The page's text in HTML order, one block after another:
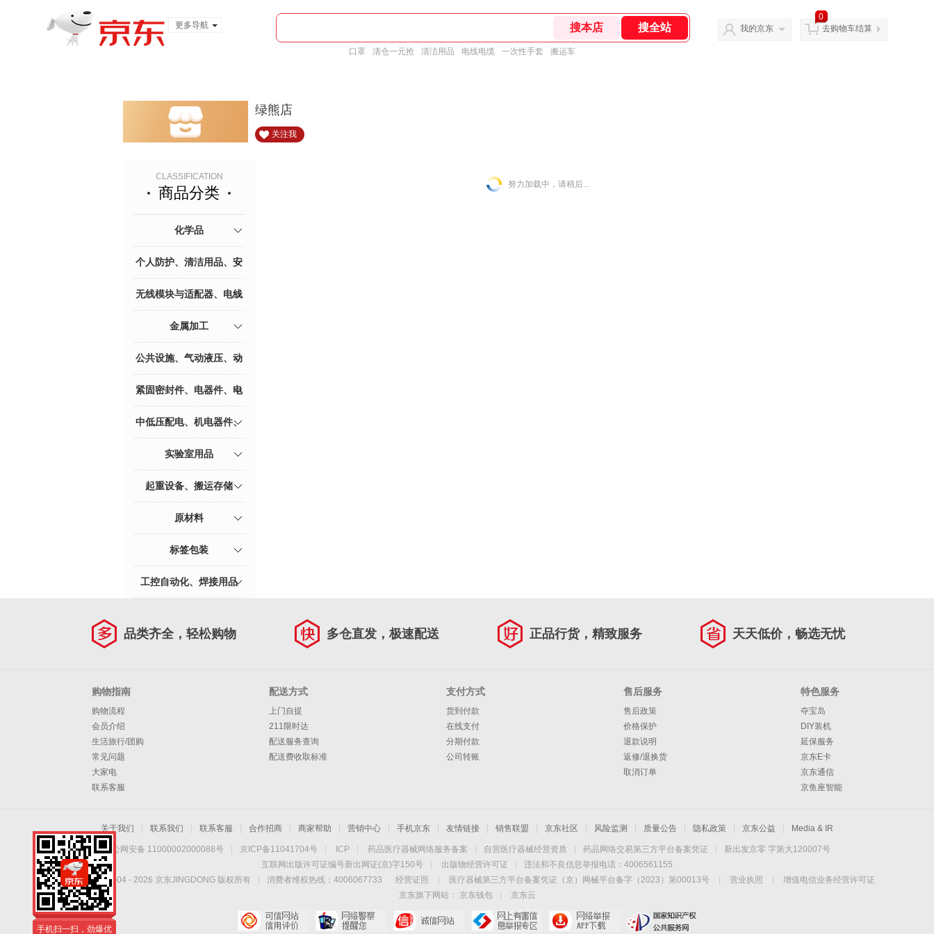
更多导航
口罩 清仓一元抢 清洁用品 电线电缆 一次性手套 搬运车
我的京东
0
去购物车结算
绿熊店
关注我
CLASSIFICATION
商品分类
化学品
个人防护、清洁用品、安
防用品
无线模块与适配器、电线
电缆、电料辅件
金属加工
公共设施、气动液压、动
力传动
紧固密封件、电器件、电
料辅件
中低压配电、机电器件、
模块电源、中低压配电
实验室用品
起重设备、搬运存储
原材料
标签包装
工控自动化、焊接用品
努力加载中，请稍后...
品类齐全，轻松购物 多仓直发，极速配送 正品行货，精致服务 天天低价，畅选无忧
购物指南
购物流程
会员介绍
生活旅行/团购
常见问题
大家电
联系客服
配送方式
上门自提
211限时达
配送服务查询
配送费收取标准
支付方式
货到付款
在线支付
分期付款
公司转账
售后服务
售后政策
价格保护
退款说明
返修/退换货
取消订单
特色服务
夺宝岛
DIY装机
延保服务
京东E卡
京东通信
京鱼座智能
关于我们 联系我们 联系客服 合作招商 商家帮助 营销中心 手机京东 友情链接 销售联盟 京东社区 风险监测 质量公告 隐私政策 京东公益 Media & IR
京公网安备 11000002000088号 京ICP备11041704号 ICP 药品医疗器械网络服务备案 自营医疗器械经营资质 药品网络交易第三方平台备案凭证
新出发京零 字第大120007号
互联网出版许可证编号新出网证(京)字150号
出版物经营许可证
违法和不良信息举报电话：4006561155
Copyright © 2004 - 2026 京东JINGDONG 版权所有 消费者维权热线：4006067733 经营证照 医疗器械第三方平台备案凭证（京）网械平台备字（2023）第00013号 营业执照
增值电信业务经营许可证
京东旗下网站：
京东钱包
京东云
手机扫一扫，劲爆优
惠触手可得！
手机扫一扫，劲爆优